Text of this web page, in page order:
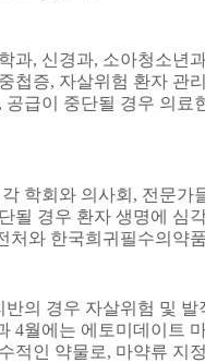
과, 신경과, 소아청소년
첩증, 자살위험 환자 관
, 공급이 중단될 경우 의료
학회와 의사회 , 전문가
될 경우 환자 생명에 심
처와 한국희귀필수의약
반의 경우 자살위험 및
4월에는 에토미데이트
적인 약물로, 마약류 지